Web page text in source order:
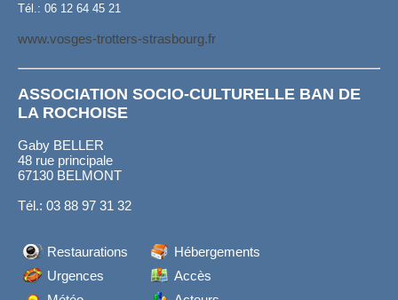
Tél.: 06 12 64 45 21
www.vosges-trotters-strasbourg.fr
ASSOCIATION SOCIO-CULTURELLE BAN DE
LA ROCHOISE
Gaby BELLER
48 rue principale
67130 BELMONT
Tél.: 03 88 97 31 32
Restaurations
Hébergements
Urgences
Accès